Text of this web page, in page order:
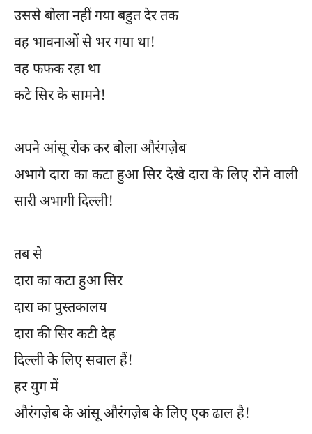
उससे बोला नहीं गया बहुत देर तक
वह भावनाओं से भर गया था!
वह फफक रहा था
कटे सिर के सामने!
अपने आंसू रोक कर बोला औरंगज़ेब
अभागे दारा का कटा हुआ सिर देखे दारा के लिए रोने वाली
सारी अभागी दिल्ली!
तब से
दारा का कटा हुआ सिर
दारा का पुस्तकालय
दारा की सिर कटी देह
दिल्ली के लिए सवाल हैं!
हर युग में
औरंगज़ेब के आंसू औरंगज़ेब के लिए एक ढाल है!